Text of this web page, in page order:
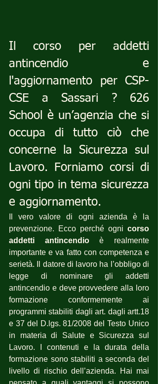
Il corso per addetti
antincendio e
l'aggiornamento per CSP-
CSE a Sassari ? 626
School è un’agenzia che si
occupa di tutto ciò che
concerne la Sicurezza sul
Lavoro. Forniamo corsi di
ogni tipo in tema sicurezza
e aggiornamento.
Il vero valore di ogni azienda è la
prevenzione. Ecco perché ogni corso
addetti antincendio è realmente
importante e va fatto con competenza e
serietà. Il datore di lavoro ha l’obbligo di
legge di nominare gli addetti
antincendio e deve provvedere alla loro
formazione conformemente ai
programmi stabiliti dagli art. dagli artt.18
e 37 del D.lgs. 81/2008 del Testo Unico
in materia di Salute e Sicurezza sul
Lavoro. I contenuti e la durata della
formazione sono stabiliti a seconda del
livello di rischio dell’azienda. Hai mai